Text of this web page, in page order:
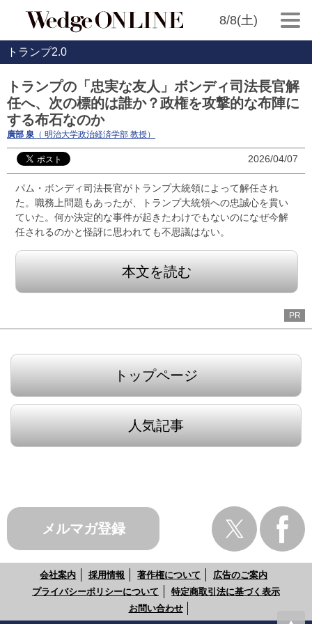
8/8(土)
トランプ2.0
トランプの「忠実な友人」ボンディ司法長官解
任へ、次の標的は誰か？政権を攻撃的な布陣に
する布石なのか
廣部 泉 （ 明治大学政治経済学部 教授）
2026/04/07
パム・ボンディ司法長官がトランプ大統領によって解任され
た。職務上問題もあったが、トランプ大統領への忠誠心を貫い
ていた。何か決定的な事件が起きたわけでもないのになぜ今解
任されるのかと怪訝に思われても不思議はない。
本文を読む
PR
トップページ
人気記事
メルマガ登録
会社案内 採用情報 著作権について
広告のご案内
プライバシーポリシーについて
特定商取引法に基づく表示
お問い合わせ